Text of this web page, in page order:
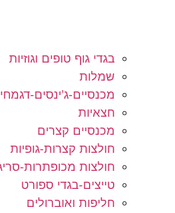
בגדי גוף טופים וגוזיות
שמלות
מכנסיים-ג’ינסים-דגמחים
חצאיות
מכנסיים קצרים
חולצות קצרות-גופיות
חולצות מכופתרות-סריגים
טייצים-בגדי ספורט
חליפות ואוברולים